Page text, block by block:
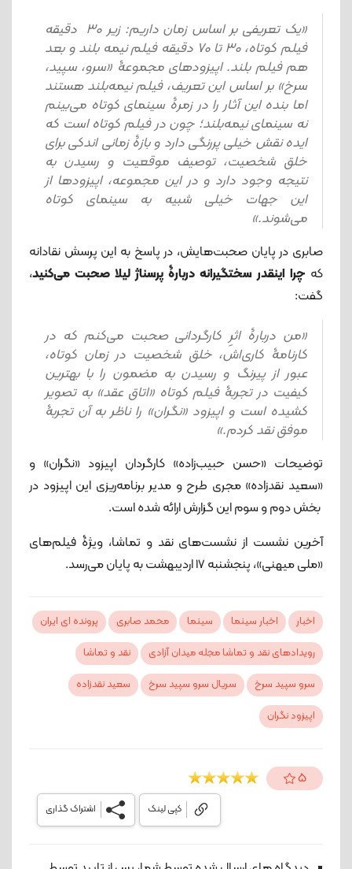
«یک تعریفی بر اساس زمان داریم: زیر 30 دقیقه
فیلم کوتاه، 30 تا 70 دقیقه فیلم نیمه بلند و بعد
هم فیلم بلند. اپیزودهای مجموعۀ «سرو، سپید،
سرخ» بر اساس این تعریف، فیلم نیمه‌بلند هستند
اما بنده این آثار را در زمرۀ سینمای کوتاه می‌بینم
نه سینمای نیمه‌بلند؛ چون در فیلم کوتاه است که
ایده نقش خیلی پررنگی دارد و بازۀ زمانی اندکی برای
خلق شخصیت، توصیف موقعیت و رسیدن به
نتیجه وجود دارد و در این مجموعه، اپیزودها از
این جهات خیلی شبیه به سینمای کوتاه
می‌شوند.»
صابری در پایان صحبت‌هایش، در پاسخ به این پرسش نقادانه
که چرا اینقدر سختگیرانه دربارۀ پرسناژ لیلا صحبت می‌کنید،
گفت:
«من دربارۀ اثرِ کارگردانی صحبت می‌کنم که در
کارنامۀ کاری‌اش، خلق شخصیت در زمان کوتاه،
عبور از پیرنگ و رسیدن به مضمون را با بهترین
کیفیت در تجربۀ فیلم کوتاه «اتاق عقد» به تصویر
کشیده است و اپیزود «نگران» را ناظر به آن تجربۀ
موفق نقد کردم.»
توضیحات «حسن حبیب‌زاده» کارگردان اپیزود «نگران» و
«سعید نقدزاده» مجری طرح و مدیر برنامه‌ریزی این اپیزود در
بخش دوم و سوم این گزارش ارائه شده است.
آخرین نشست از نشست‌های نقد و تماشا، ویژۀ فیلم‌های
«ملی میهنی»، پنجشنبه 17 اردیبهشت به پایان می‌رسد.
اخبار اخبار سینما سینما محمد صابری
پرونده ای ایران
رویدادهای نقد و تماشا مجله میدان آزادی
نقد و تماشا
سرو سپید سرخ
سریال سرو سپید سرخ
سعید نقدزاده
اپیزود نگران
5
اشتراک گذاری کپی لینک